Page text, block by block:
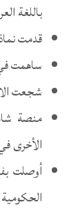
باللغة
قدمت
ساهمت في
شجعت
منصة
الأخرى
أوصلت